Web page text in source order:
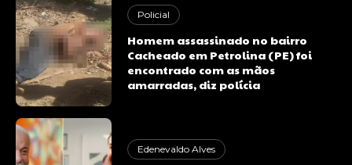
Policial
Homem assassinado no bairro
Cacheado em Petrolina (PE) foi
encontrado com as mãos
amarradas, diz polícia
Edenevaldo Alves